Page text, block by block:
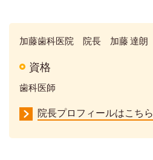
加藤歯科医院 院長 加藤 達朗
資格
歯科医師
院長プロフィールはこちら